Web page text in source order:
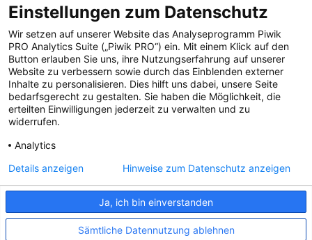
Multimedia
Social Media
PRESSEINFOS
Fotos & Media
Digitale Pressemappen
Patientenaktionen
DKMS SPENDENKONTO
DKMS Donor Center gGmbH
IBAN: DE64641500200000255556
BIC: SOLADES1TUB
Einstellungen zum Datenschutz
Wir setzen auf unserer Website das Analyseprogramm Piwik
PRO Analytics Suite („Piwik PRO“) ein. Mit einem Klick auf den
Button erlauben Sie uns, ihre Nutzungserfahrung auf unserer
Website zu verbessern sowie durch das Einblenden externer
Inhalte zu personalisieren. Dies hilft uns dabei, unsere Seite
bedarfsgerecht zu gestalten. Sie haben die Möglichkeit, die
erteilten Einwilligungen jederzeit zu verwalten und zu
widerrufen.
Analytics
Ja, ich bin einverstanden
Sämtliche Datennutzung ablehnen
Details anzeigen Hinweise zum Datenschutz anzeigen